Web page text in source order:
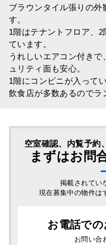
ブラウンタイル張りの
す。
1階はテナントフロア、
ています。
うれしいエアコン付き
ュリティ面も安心。
1階にコンビニが入って
飲食店が多数あるのでラ
空室確認、内覧予約
まずはお問
掲載されてい
現在募集中の物件は
お電話で
お問い合